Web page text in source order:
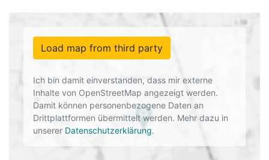
Load map from third party
Ich bin damit einverstanden, dass mir externe
Inhalte von OpenStreetMap angezeigt werden.
Damit können personenbezogene Daten an
Drittplattformen übermittelt werden. Mehr dazu in
unserer Datenschutzerklärung.